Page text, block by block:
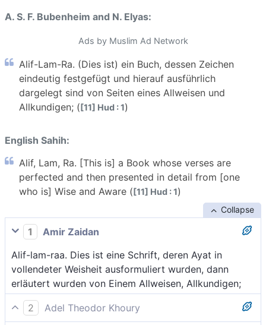
A. S. F. Bubenheim and N. Elyas:
Ads by Muslim Ad Network
Alif-Lam-Ra. (Dies ist) ein Buch, dessen Zeichen
eindeutig festgefügt und hierauf ausführlich
dargelegt sind von Seiten eines Allweisen und
Allkundigen; ([11] Hud : 1)
English Sahih:
Alif, Lam, Ra. [This is] a Book whose verses are
perfected and then presented in detail from [one
who is] Wise and Aware ([11] Hud : 1)
Collapse
1
Amir Zaidan
Alif-lam-raa. Dies ist eine Schrift, deren Ayat in
vollendeter Weisheit ausformuliert wurden, dann
erläutert wurden von Einem Allweisen, Allkundigen;
2 Adel Theodor Khoury